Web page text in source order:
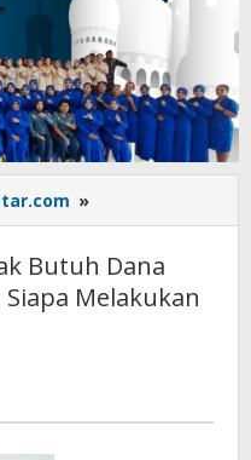
»
Birokrasi
Butuh
Dana
Melakukan
Butuh Dana
Melakukan